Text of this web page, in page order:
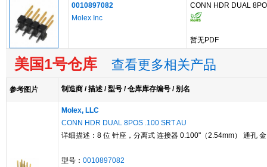
0010897082
Molex Inc
CONN HDR DUAL
暂无PDF
美国1号仓库 查看更多相关产品
参考图片 制造商 / 描述 / 型号 / 仓库库存编号 / 别名
Molex, LLC
CONN HDR DUAL 8POS .100 SRT AU
详细描述：8 位 针座，分离式 连接器 0.100"（2.54mm） 通孔 金
型号： 0010897082